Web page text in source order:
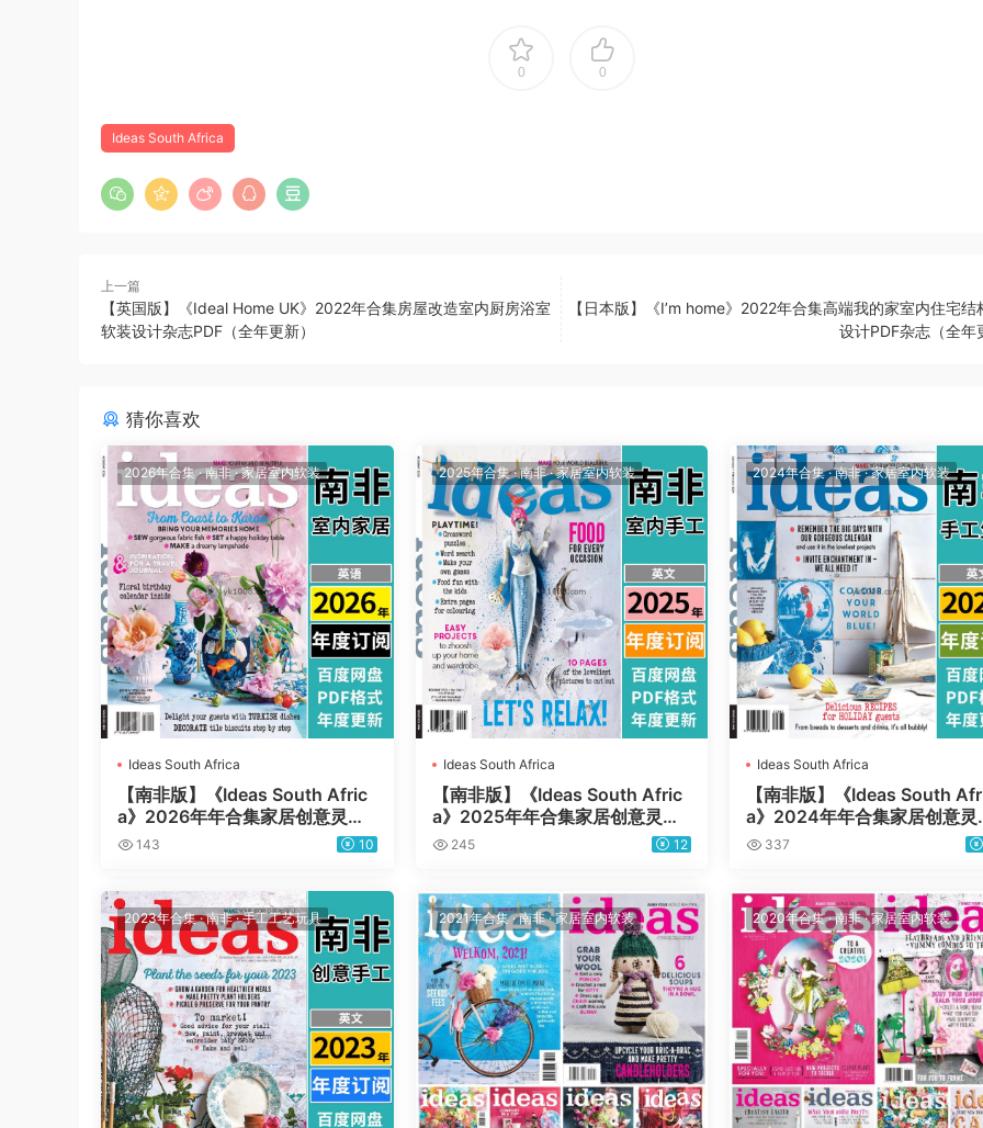
0 0
Ideas South Africa
上一篇
【英国版】《Ideal Home UK》2022年合集房屋改造室内厨房浴室
软装设计杂志PDF（全年更新）
【日本版】《I’m home》2022年合集高端我的家室内住宅结
设计PDF杂志（全年
猜你喜欢
2026年合集·南非·家居室内软装
Ideas South Africa
【南非版】《Ideas South Afric
a》2026年年合集家居创意灵感
手工艺装饰设计PDF杂志（年订
143 10
2025年合集·南非·家居室内软装
Ideas South Africa
【南非版】《Ideas South Afric
a》2025年年合集家居创意灵感
手工艺装饰设计PDF杂志（年订
245 12
2024年合集·南非·家居室内软装
Ideas South Africa
【南非版】《Ideas South
a》2024年年合集家居创意灵
手工艺装饰设计PDF杂志（年
337
2023年合集·南非·手工工艺玩具 2021年合集·南非·家居室内软装 2020年合集·南非·家居室内软装